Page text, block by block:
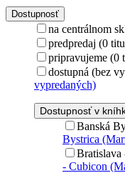
Dostupnosť
na centrálnom
predpredaj (0
pripravujeme (0
dostupná (bez
vypredaných)
Dostupnosť v
Banská
Bystrica
- Cubicon